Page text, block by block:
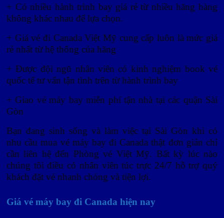
+ Có nhiều hành trình bay giá rẻ từ nhiều hãng hàng
không khác nhau để lựa chọn.
+ Giá vé đi Canada Việt Mỹ cung cấp luôn là mức giá
rẻ nhất từ hệ thống của hãng
+ Được đội ngũ nhân viên có kinh nghiệm book vé
quốc tế tư vấn tận tình trên từ hành trình bay
+ Giao vé máy bay miễn phí tận nhà tại các quận Sài
Gòn
Bạn đang sinh sống và làm việc tại Sài Gòn khi có
nhu cầu mua vé máy bay đi Canada thật đơn giản chỉ
cần liên hệ đến Phòng vé Việt Mỹ. Bất kỳ lúc nào
chúng tôi điều có nhân viên túc trực 24/7 hỗ trợ quý
khách đặt vé nhanh chóng và tiện lợi.
Giá vé máy bay đi Canada hiện nay